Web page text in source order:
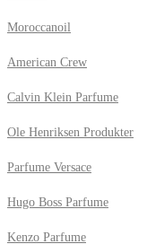
Moroccanoil
American Crew
Calvin Klein Parfume
Ole Henriksen Produkter
Parfume Versace
Hugo Boss Parfume
Kenzo Parfume